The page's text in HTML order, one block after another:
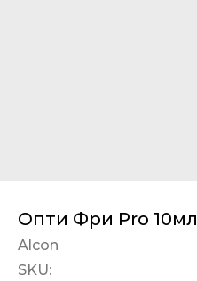
Опти Фри Pro 10мл
Alcon
SKU: